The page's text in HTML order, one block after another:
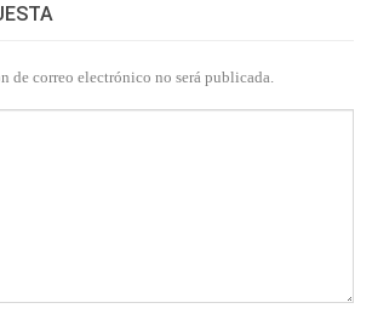
de correo electrónico no será publicada.